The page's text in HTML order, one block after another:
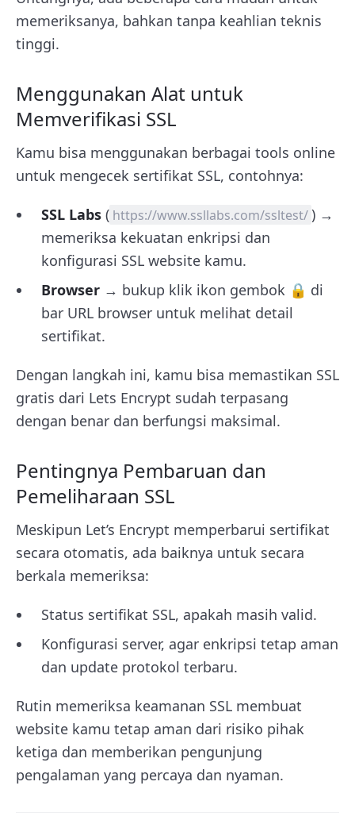
memeriksanya, bahkan tanpa keahlian teknis
tinggi.
Menggunakan Alat untuk
Memverifikasi SSL
Kamu bisa menggunakan berbagai tools online
untuk mengecek sertifikat SSL, contohnya:
SSL Labs ( https://www.ssllabs.com/ssltest/) →
memeriksa kekuatan enkripsi dan
konfigurasi SSL website kamu.
Browser → bukup klik ikon gembok 🔒 di
bar URL browser untuk melihat detail
sertifikat.
Dengan langkah ini, kamu bisa memastikan SSL
gratis dari Lets Encrypt sudah terpasang
dengan benar dan berfungsi maksimal.
Pentingnya Pembaruan dan
Pemeliharaan SSL
Meskipun Let’s Encrypt memperbarui sertifikat
secara otomatis, ada baiknya untuk secara
berkala memeriksa:
Status sertifikat SSL, apakah masih valid.
Konfigurasi server, agar enkripsi tetap aman
dan update protokol terbaru.
Rutin memeriksa keamanan SSL membuat
website kamu tetap aman dari risiko pihak
ketiga dan memberikan pengunjung
pengalaman yang percaya dan nyaman.